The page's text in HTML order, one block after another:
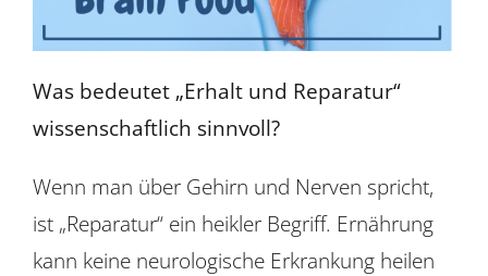
Was bedeutet „Erhalt und Reparatur“
wissenschaftlich sinnvoll?
Wenn man über Gehirn und Nerven spricht,
ist „Reparatur“ ein heikler Begriff. Ernährung
kann keine neurologische Erkrankung heilen